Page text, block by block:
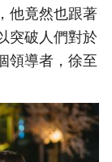
他竟然也跟著
突破人們對於
領導者，徐至